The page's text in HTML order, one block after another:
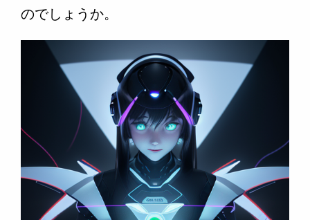
のでしょうか。